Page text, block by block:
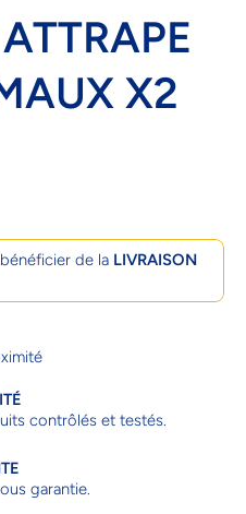
X2
de la LIVRAISON
contrôlés et testés.
garantie.